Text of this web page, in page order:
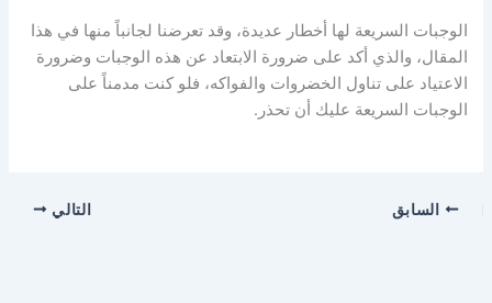
الوجبات السريعة لها أخطار عديدة، وقد تعرضنا لجانباً منها في هذا
المقال، والذي أكد على ضرورة الابتعاد عن هذه الوجبات وضرورة
الاعتياد على تناول الخضروات والفواكه، فلو كنت مدمناً على
الوجبات السريعة عليك أن تحذر.
السابق التالي